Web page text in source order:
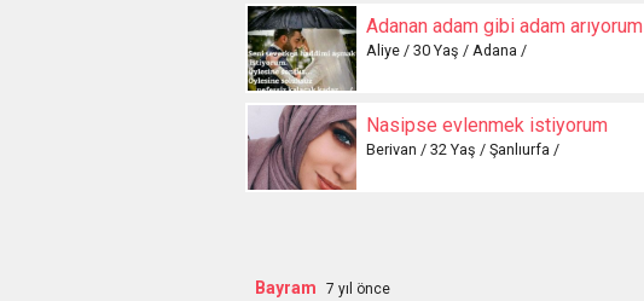
Adanan adam gibi adam arıyorum
Aliye / 30 Yaş / Adana /
Nasipse evlenmek istiyorum
Berivan / 32 Yaş / Şanlıurfa /
Bayram 7 yıl önce